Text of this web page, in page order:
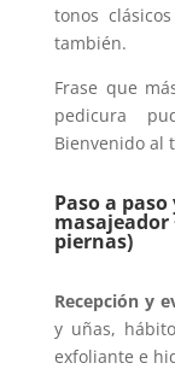
tonos
también.
Frase que
pedicura
Bienvenido al
Paso a
masajeador
piernas)
Recepción y
y uñas,
exfoliante e